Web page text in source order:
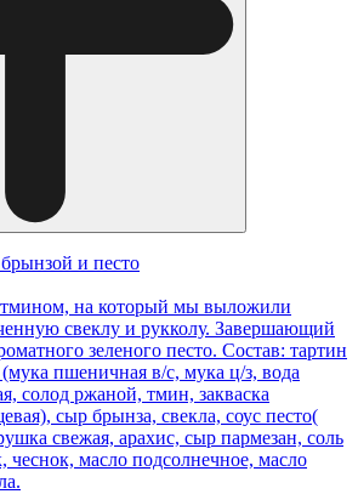
и песто
на который мы выложили
свеклу и рукколу. Завершающий
зеленого песто. Состав: тартин
пшеничная в/с, мука ц/з, вода
солод ржаной, тмин, закваска
сыр брынза, свекла, соус песто(
свежая, арахис, сыр пармезан, соль
чеснок, масло подсолнечное, масло